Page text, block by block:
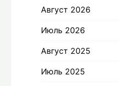
Август 2026
Июль 2026
Август 2025
Июль 2025